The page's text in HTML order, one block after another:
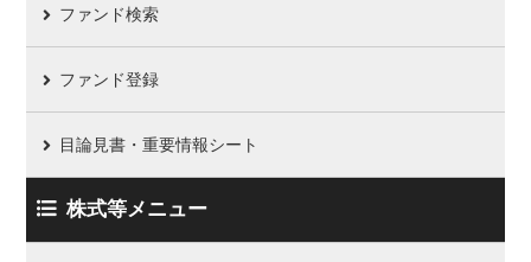
ファンド検索
ファンド登録
目論見書・重要情報シート
株式等メニュー